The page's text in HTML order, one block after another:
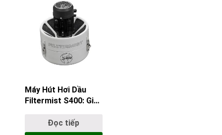
Máy Hút Hơi Dầu
Filtermist S400: Giải
Vừa Và Lớn
Đọc tiếp